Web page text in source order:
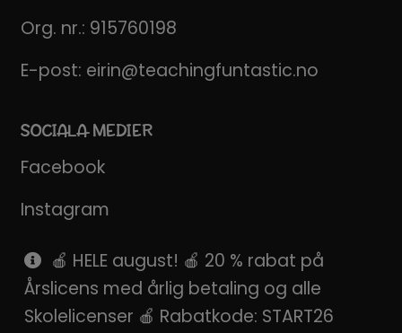
Org. nr.: 915760198
E-post: eirin@teachingfuntastic.no
SOCIALA MEDIER
Facebook
Instagram
Pinterest
SnapChat
🍎 HELE august! 🍎 20 % rabat på
Årslicens med årlig betaling og alle
Skolelicenser 🍎 Rabatkode: START26